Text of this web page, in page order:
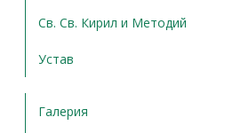
Св. Св. Кирил и Методий
Устав
Галерия